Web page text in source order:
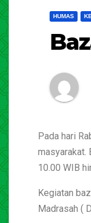
HUMAS
Pada hari
masyarakat.
10.00 WIB
Kegiatan
Madrasah (